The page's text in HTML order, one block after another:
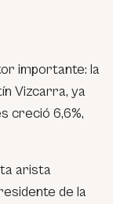
importante: la
Vizcarra, ya
creció 6,6%,
arista
de la